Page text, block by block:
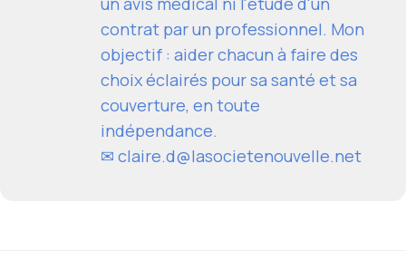
contrat par un professionnel. Mon
objectif : aider chacun à faire des
choix éclairés pour sa santé et sa
couverture, en toute
indépendance.
✉ claire.d@lasocietenouvelle.net